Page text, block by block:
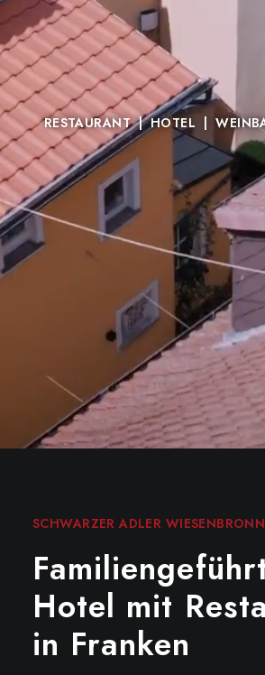
TRADITION,
GESCHMACK
RESTAURANT | HOTEL |
SCHWARZER ADLER WIESENBRONN
Hotel mit
in Franken